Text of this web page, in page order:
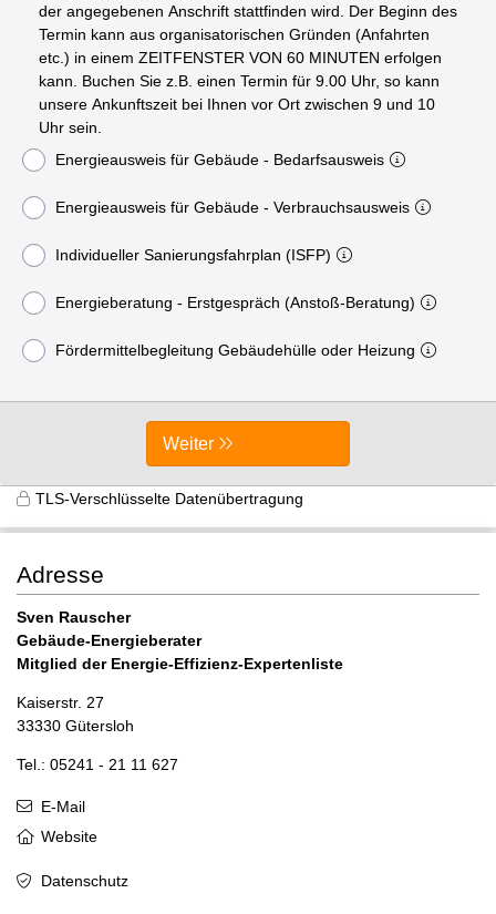
der angegebenen Anschrift stattfinden wird. Der Beginn des
Termin kann aus organisatorischen Gründen (Anfahrten
etc.) in einem ZEITFENSTER VON 60 MINUTEN erfolgen
kann. Buchen Sie z.B. einen Termin für 9.00 Uhr, so kann
unsere Ankunftszeit bei Ihnen vor Ort zwischen 9 und 10
Uhr sein.
Energieausweis für Gebäude - Bedarfsausweis
Energieausweis für Gebäude - Verbrauchsausweis
Individueller Sanierungsfahrplan (ISFP)
Energieberatung - Erstgespräch (Anstoß-Beratung)
Fördermittelbegleitung Gebäudehülle oder Heizung
Weiter
TLS-Verschlüsselte Datenübertragung
Adresse
Sven Rauscher
Gebäude-Energieberater
Mitglied der Energie-Effizienz-Expertenliste
Kaiserstr. 27
33330 Gütersloh
Tel.: 05241 - 21 11 627
E-Mail
Website
Datenschutz